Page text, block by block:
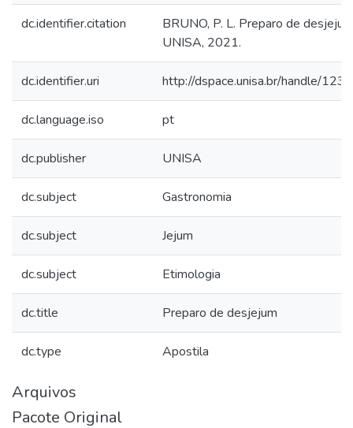
dc.identifier.citation
BRUNO, P. L. Preparo de
UNISA, 2021.
dc.identifier.uri http://dspace.unisa.br/handle/
dc.language.iso pt
dc.publisher UNISA
dc.subject Gastronomia
dc.subject Jejum
dc.subject Etimologia
dc.title Preparo de desjejum
dc.type Apostila
Arquivos
Pacote Original